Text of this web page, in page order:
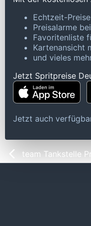
Echtzeit-
Preisalarme
Favoritenliste
Kartenansicht
und vieles
Jetzt Spritpreise
Jetzt auch
team Tankstelle